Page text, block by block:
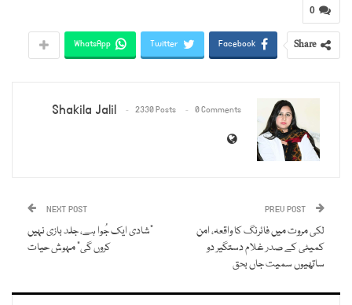
0
Share
Facebook
Twitter
WhatsApp
Shakila Jalil 2330 Posts 0 Comments
لکی مروت میں فائرنگ کا واقعہ، امن
کمیٹی کے صدر غلام دستگیر دو
ساتھیوں سمیت جاں بحق
NEXT POST
“شادی ایک جُوا ہے، جلد بازی نہیں
کروں گی” مہوش حیات